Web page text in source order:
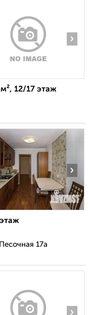
›
12/17 этаж
›
17а
›